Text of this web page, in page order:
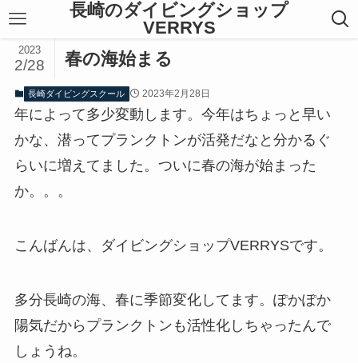
長崎のダイビングショップ
VERRYS
春の海始まる
2023
2/28
長崎ダイビングスクール 2023年2月28日
年によって多少変動します。今年はちょっと早い
かな、潜ってプランクトンが活発だなと分かるぐ
らいに増えてました。ついに春の海が始まった
か。。。
こんばんは、ダイビングショップVERRYSです。
多分長崎の海、春に季節変化してます。ぽかぽか
陽気だからプランクトンも活性化しちゃったんで
しょうね。